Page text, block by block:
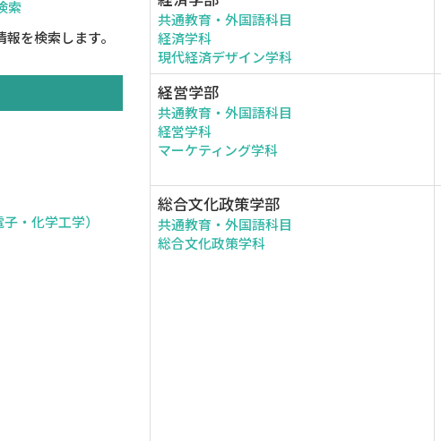
索
を検索します。
・化学工学）
共通教育・外国語科目
経済学科
現代経済デザイン学科
経営学部
共通教育・外国語科目
経営学科
マーケティング学科
総合文化政策学部
共通教育・外国語科目
総合文化政策学科